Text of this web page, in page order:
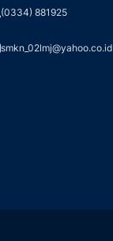
(0334) 881925
smkn_02lmj@yahoo.co.id